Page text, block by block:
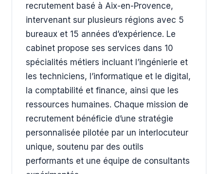
recrutement basé à Aix-en-Provence,
intervenant sur plusieurs régions avec 5
bureaux et 15 années d’expérience. Le
cabinet propose ses services dans 10
spécialités métiers incluant l’ingénierie et
les techniciens, l’informatique et le digital,
la comptabilité et finance, ainsi que les
ressources humaines. Chaque mission de
recrutement bénéficie d’une stratégie
personnalisée pilotée par un interlocuteur
unique, soutenu par des outils
performants et une équipe de consultants